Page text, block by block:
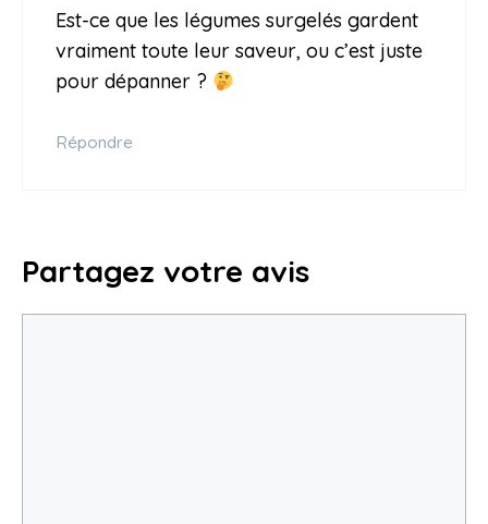
Est-ce que les légumes surgelés gardent
vraiment toute leur saveur, ou c’est juste
pour dépanner ?
Répondre
Partagez votre avis